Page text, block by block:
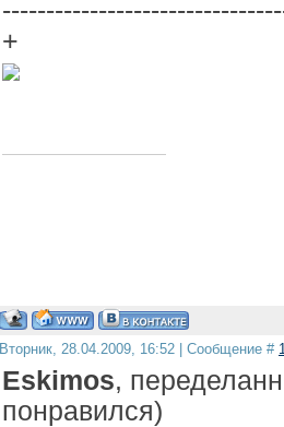
+
Вторник, 28.04.2009, 16:52 | Сообщение #
Eskimos,
понравился)